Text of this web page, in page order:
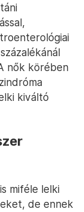
nők körében
kiváltó
miféle lelki
de ennek